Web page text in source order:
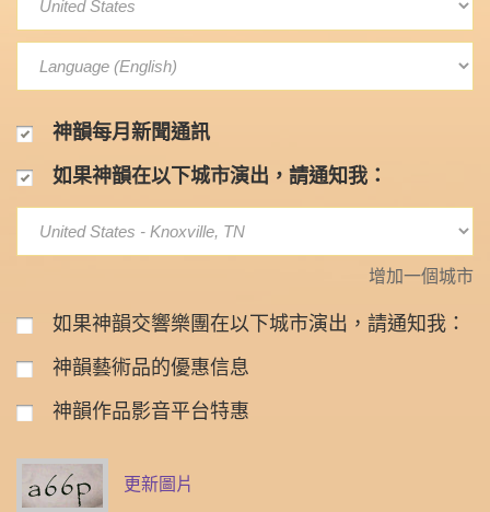
神韻每月新聞通訊
如果神韻在以下城市演出，請通知我：
增加一個城市
如果神韻交響樂團在以下城市演出，請通知我：
神韻藝術品的優惠信息
神韻作品影音平台特惠
更新圖片